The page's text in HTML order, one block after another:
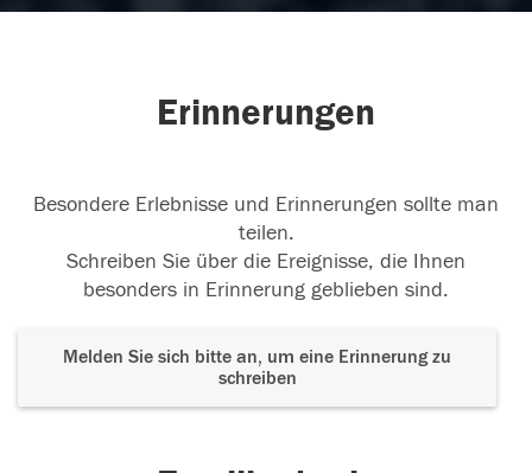
Erinnerungen
Besondere Erlebnisse und Erinnerungen sollte man
teilen.
Schreiben Sie über die Ereignisse, die Ihnen
besonders in Erinnerung geblieben sind.
Melden Sie sich bitte an, um eine Erinnerung zu
schreiben